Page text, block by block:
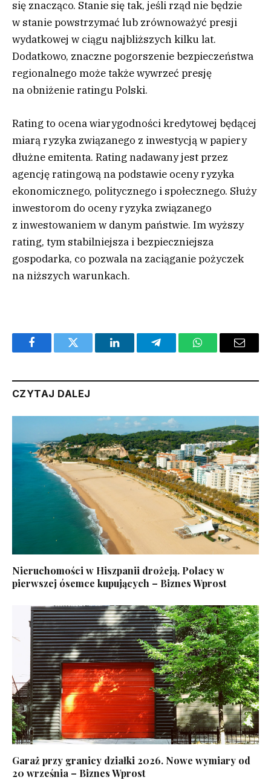
się znacząco. Stanie się tak, jeśli rząd nie będzie
w stanie powstrzymać lub zrównoważyć presji
wydatkowej w ciągu najbliższych kilku lat.
Dodatkowo, znaczne pogorszenie bezpieczeństwa
regionalnego może także wywrzeć presję
na obniżenie ratingu Polski.
Rating to ocena wiarygodności kredytowej będącej
miarą ryzyka związanego z inwestycją w papiery
dłużne emitenta. Rating nadawany jest przez
agencję ratingową na podstawie oceny ryzyka
ekonomicznego, politycznego i społecznego. Służy
inwestorom do oceny ryzyka związanego
z inwestowaniem w danym państwie. Im wyższy
rating, tym stabilniejsza i bezpieczniejsza
gospodarka, co pozwala na zaciąganie pożyczek
na niższych warunkach.
FacebookTwitter LinkedInTelegramWhatsAppEmail
CZYTAJ DALEJ
Nieruchomości w Hiszpanii drożeją. Polacy w
pierwszej ósemce kupujących – Biznes Wprost
Garaż przy granicy działki 2026. Nowe wymiary od
20 września – Biznes Wprost